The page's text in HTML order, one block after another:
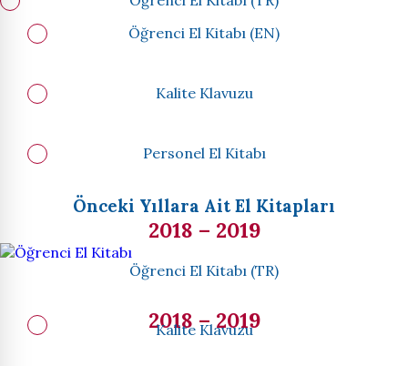
Öğrenci El Kitabı (EN)
Kalite Klavuzu
Personel El Kitabı
Önceki Yıllara Ait El Kitapları
2018 – 2019
Öğrenci El Kitabı (TR)
2018 – 2019
Kalite Klavuzu